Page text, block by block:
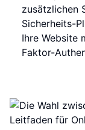
zusätzlichen
Sicherheits-
Ihre Website
Faktor-